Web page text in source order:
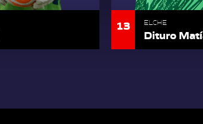
13 ELCHE
Dituro